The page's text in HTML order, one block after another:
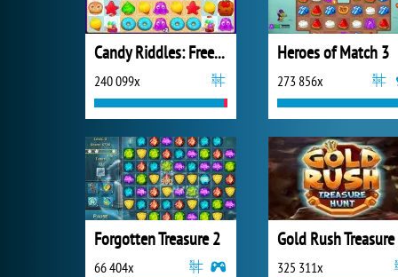
Candy Riddles: Free Match 3
240 099x
Heroes of Match 3
273 856x
Forgotten Treasure 2
66 404x 325 311x